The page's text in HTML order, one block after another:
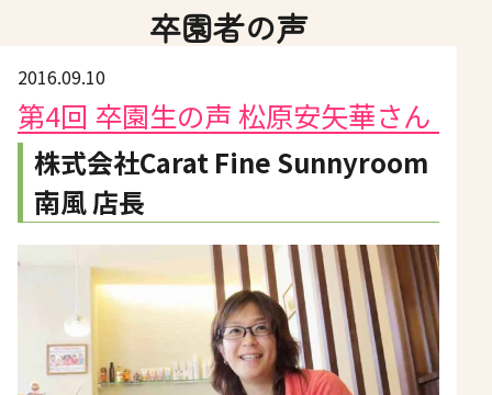
卒園者の声
2016.09.10
第4回 卒園生の声 松原安矢華さん
株式会社Carat Fine Sunnyroom
南風 店長